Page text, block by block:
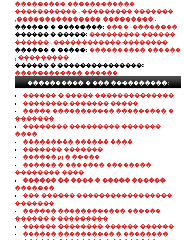
��������� ������������
����������� , ��������� �������
,��������������� ��������� .
������ � ��������: ���� -��������
������ � �����: ��������� ������
������ , ������������ ��������
������ � �����: ���������� ������
, ���������
������ � ���������������:
������������ ������
���������� � ��� ����������:
������ � ����� ��������������
�������� ������� �����
����� ����������� ��������� �
�������
�������� ��������� �������
����
��������� ������ ����
������� �������
������ pj � �����
������ � ������� ��������
�������� ����
������ �� ���� � ����� ������
�������
��� ������ �����������������
�������
������ ������������ ������
������ � ���������
������ �������� ������ ������
������ ���������� � ��������